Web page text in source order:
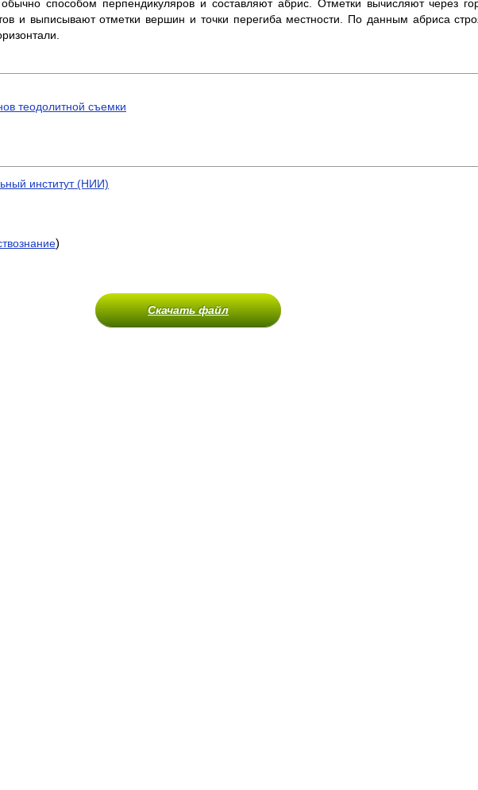
обычно способом перпендикуляров и составляют абрис. Отметки вычисляют через
и выписывают отметки вершин и точки перегиба местности. По данным абриса
теодолитной съемки
институт (НИИ)
)
Скачать файл